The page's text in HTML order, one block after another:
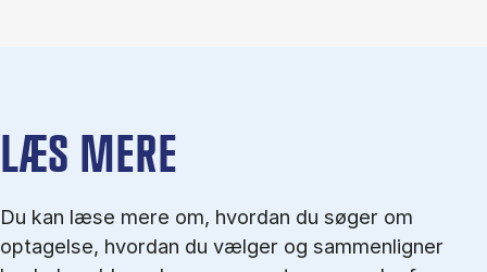
LÆS MERE
Du kan læse mere om, hvordan du søger om
optagelse, hvordan du vælger og sammenligner